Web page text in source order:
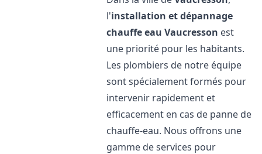
l'installation et dépannage
chauffe eau Vaucresson est
une priorité pour les habitants.
Les plombiers de notre équipe
sont spécialement formés pour
intervenir rapidement et
efficacement en cas de panne de
chauffe-eau. Nous offrons une
gamme de services pour